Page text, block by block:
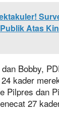
Atas
Bobby,
kader
Pilpres dan
27